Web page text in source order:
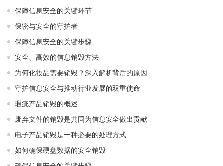
保障信息安全的关键环节
保密与安全的守护者
保障信息安全的关键步骤
安全、高效的信息销毁方法
为何化妆品需要销毁？深入解析背后的原因
守护信息安全与推动行业发展的双重使命
瑕疵产品销毁的概述
废弃文件的销毁是共同为信息安全做出贡献
电子产品销毁是一种必要的处理方式
如何确保硬盘数据的安全销毁